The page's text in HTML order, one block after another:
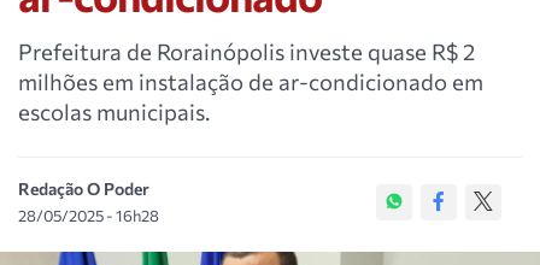
Prefeitura de Rorainópolis investe quase R$ 2
milhões em instalação de ar-condicionado em
escolas municipais.
Redação O Poder
28/05/2025 - 16h28